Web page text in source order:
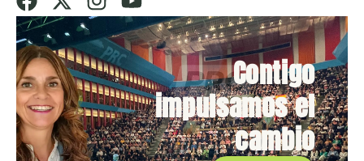
Contigo
impulsamos el
cambio